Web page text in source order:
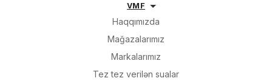
VMF
Haqqımızda
Mağazalarımız
Markalarımız
Tez tez verilən sualar